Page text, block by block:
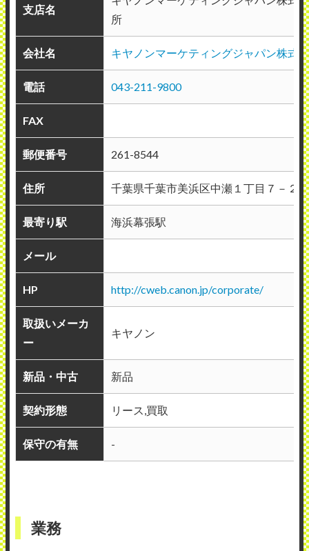
支店名
所
会社名 キヤノンマーケティングジャパン株式
電話 043-211-9800
FAX
郵便番号 261-8544
住所 千葉県千葉市美浜区中瀬１丁目７－２
最寄り駅 海浜幕張駅
メール
HP http://cweb.canon.jp/corporate/
取扱いメーカ
ー
キヤノン
新品・中古 新品
契約形態 リース,買取
保守の有無 -
業務